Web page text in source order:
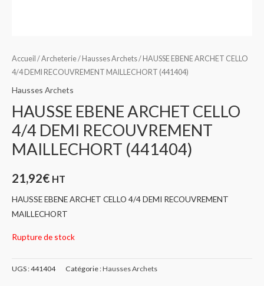
Accueil /Archeterie/ Hausses Archets/ HAUSSE EBENE ARCHET CELLO
4/4 DEMI RECOUVREMENT MAILLECHORT (441404)
Hausses Archets
HAUSSE EBENE ARCHET CELLO
4/4 DEMI RECOUVREMENT
MAILLECHORT (441404)
21,92€ HT
HAUSSE EBENE ARCHET CELLO 4/4 DEMI RECOUVREMENT
MAILLECHORT
Rupture de stock
UGS :441404 Catégorie :Hausses Archets